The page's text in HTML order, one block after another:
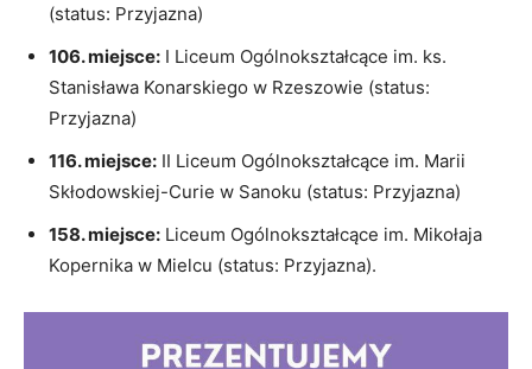
(status: Przyjazna)
106. miejsce: I Liceum Ogólnokształcące im. ks.
Stanisława Konarskiego w Rzeszowie (status:
Przyjazna)
116. miejsce: II Liceum Ogólnokształcące im. Marii
Skłodowskiej-Curie w Sanoku (status: Przyjazna)
158. miejsce: Liceum Ogólnokształcące im. Mikołaja
Kopernika w Mielcu (status: Przyjazna).